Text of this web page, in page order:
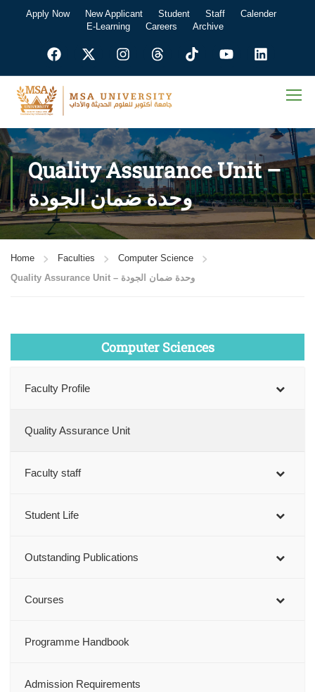
Apply Now New Applicant Student Staff
Calender
E-Learning
Careers Archive
Quality Assurance Unit –
وحدة ضمان الجودة
Home Faculties
Computer Science
Quality Assurance Unit – وحدة ضمان الجودة
Computer Sciences
Faculty Profile
Quality Assurance Unit
Faculty staff
Student Life
Outstanding Publications
Courses
Programme Handbook
Admission Requirements